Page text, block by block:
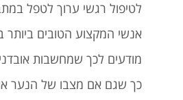
לטיפול רגשי ערוך לטפל
אנשי המקצוע הטובים
מודעים לכך שמחשבות
כך שגם אם מצבו של הנער